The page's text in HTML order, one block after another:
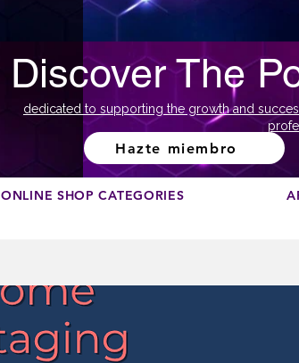
Discover The
dedicated to supporting the growth and
Hazte miembro
ONLINE SHOP CATEGORIES